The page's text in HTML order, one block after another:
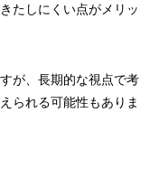
たしにくい点がメリッ
が、長期的な視点で考
られる可能性もありま